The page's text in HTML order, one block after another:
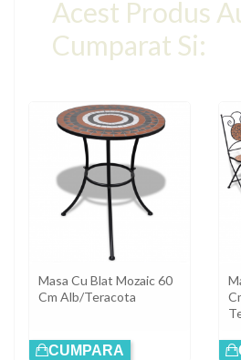
Acest Produs
Cumparat Si:
Masa Cu Blat Mozaic 60
Cm Alb/Teracota
CUMPARA